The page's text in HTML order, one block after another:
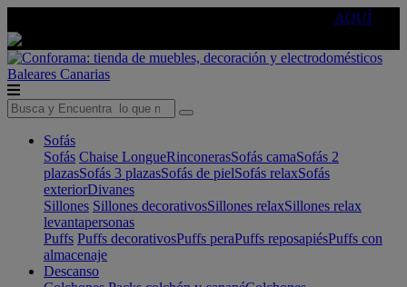
AQUÍ
Baleares Canarias
Sofás
Sofás Chaise LongueRinconerasSofás camaSofás 2
plazasSofás 3 plazasSofás de pielSofás relaxSofás
exteriorDivanes
Sillones Sillones decorativosSillones relaxSillones relax
levantapersonas
Puffs Puffs decorativosPuffs peraPuffs reposapiésPuffs con
almacenaje
Descanso